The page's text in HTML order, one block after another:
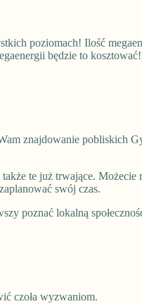
poziomach! Ilość
będzie to kosztować!
znajdowanie pobliskich
te już trwające. Możecie
swój czas.
poznać lokalną
czoła wyzwaniom.